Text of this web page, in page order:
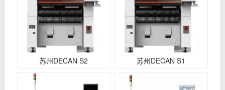
苏州DECAN S2 苏州DECAN S1